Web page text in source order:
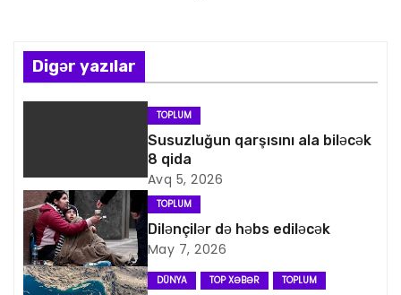
n
a
q
a
s
Digər yazılar
TOPLUM
Susuzluğun qarşısını ala biləcək
8 qida
Avq 5, 2026
TOPLUM
Dilənçilər də həbs ediləcək
May 7, 2026
DÜNYA TOP XƏBƏR TOPLUM